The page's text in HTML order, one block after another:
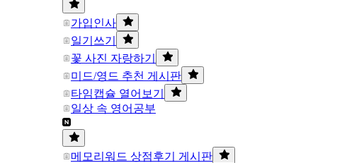
가입인사
일기쓰기
꽃 사진 자랑하기
미드/영드 추천 게시판
타임캡슐 열어보기
일상 속 영어공부
메모리워드 상점후기 게시판